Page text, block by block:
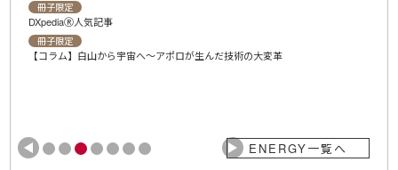
冊子限定
DXpediaⓇ人気記事
冊子限定
【コラム】白山から宇宙へ～アポロが生んだ技術の大変革
ENERGY一覧へ